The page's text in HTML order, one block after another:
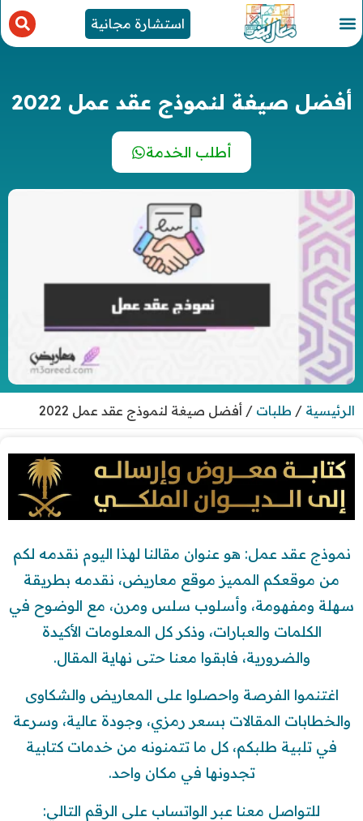
استشارة مجانية
أفضل صيغة لنموذج عقد عمل 2022
أطلب الخدمة
الرئيسية / طلبات / أفضل صيغة لنموذج عقد عمل 2022
نموذج عقد عمل: هو عنوان مقالنا لهذا اليوم نقدمه لكم
من موقعكم المميز موقع معاريض، نقدمه بطريقة
سهلة ومفهومة، وأسلوب سلس ومرن، مع الوضوح في
الكلمات والعبارات، وذكر كل المعلومات الأكيدة
والضرورية، فابقوا معنا حتى نهاية المقال.
اغتنموا الفرصة واحصلوا على المعاريض والشكاوى
والخطابات المقالات بسعر رمزي، وجودة عالية، وسرعة
في تلبية طلبكم، كل ما تتمنونه من خدمات كتابية
تجدونها في مكان واحد.
للتواصل معنا عبر الواتساب على الرقم التالي: